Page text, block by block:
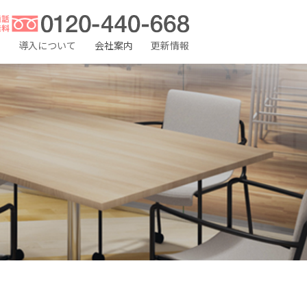
導入について 会社案内 更新情報